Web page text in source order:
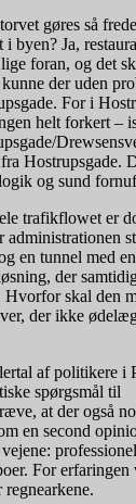
gøres så
byen? Ja,
foran, og det
der uden
For i
helt forkert –
Hostrupsgade.
og sund
trafikflowet er
en tunnel med
der
Hvorfor skal den
der ikke
af politikere i
spørgsmål til
at der også
en second
For erfaringen